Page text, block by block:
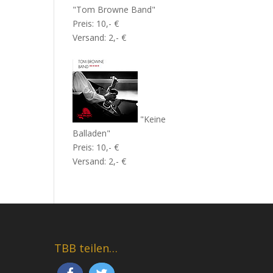
"Tom Browne Band"
Preis: 10,- €
Versand: 2,- €
"Keine
Balladen"
Preis: 10,- €
Versand: 2,- €
TBB teilen…